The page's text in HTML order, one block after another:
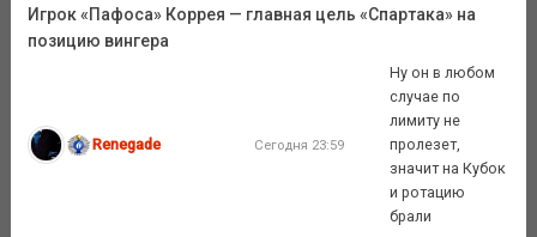
Игрок «Пафоса» Коррея — главная цель «Спартака» на
позицию вингера
Renegade Сегодня 23:59
Ну он в любом
случае по
лимиту не
пролезет,
значит на Кубок
и ротацию
брали